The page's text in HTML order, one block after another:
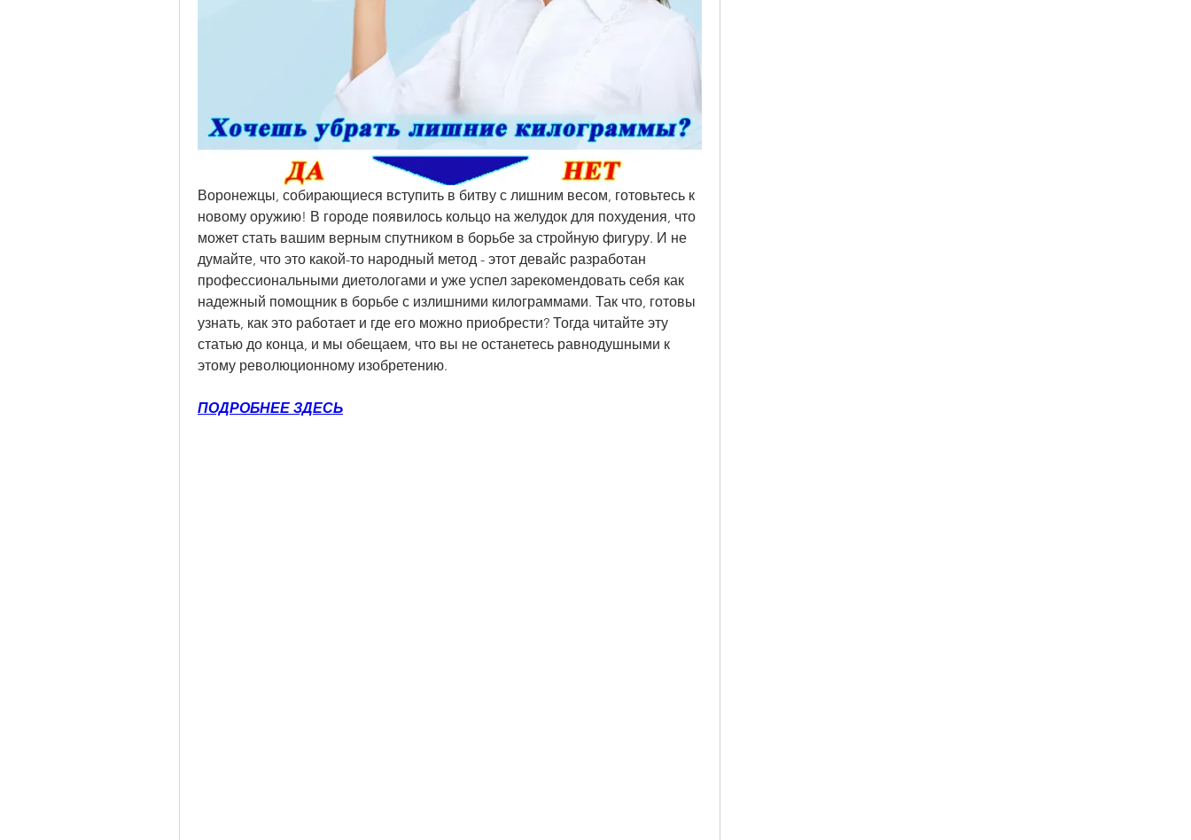
Воронежцы, собирающиеся вступить в битву с лишним весом, готовьтесь к
новому оружию! В городе появилось кольцо на желудок для похудения, что
может стать вашим верным спутником в борьбе за стройную фигуру. И не
думайте, что это какой-то народный метод - этот девайс разработан
профессиональными диетологами и уже успел зарекомендовать себя как
надежный помощник в борьбе с излишними килограммами. Так что, готовы
узнать, как это работает и где его можно приобрести? Тогда читайте эту
статью до конца, и мы обещаем, что вы не останетесь равнодушными к
этому революционному изобретению.
ПОДРОБНЕЕ ЗДЕСЬ